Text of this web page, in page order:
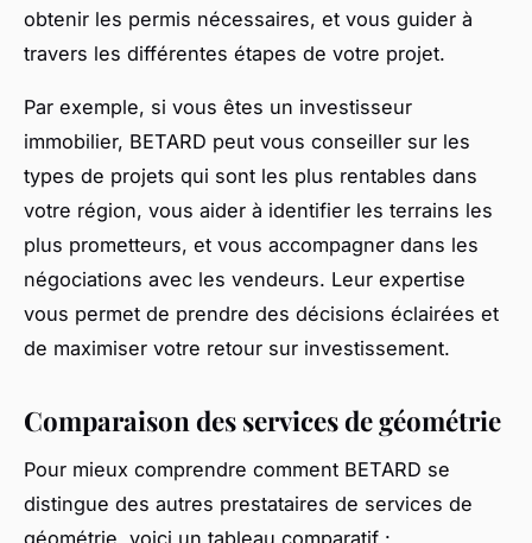
obtenir les permis nécessaires, et vous guider à
travers les différentes étapes de votre projet.
Par exemple, si vous êtes un investisseur
immobilier, BETARD peut vous conseiller sur les
types de projets qui sont les plus rentables dans
votre région, vous aider à identifier les terrains les
plus prometteurs, et vous accompagner dans les
négociations avec les vendeurs. Leur expertise
vous permet de prendre des décisions éclairées et
de maximiser votre retour sur investissement.
Comparaison des services de géométrie
Pour mieux comprendre comment BETARD se
distingue des autres prestataires de services de
géométrie, voici un tableau comparatif :